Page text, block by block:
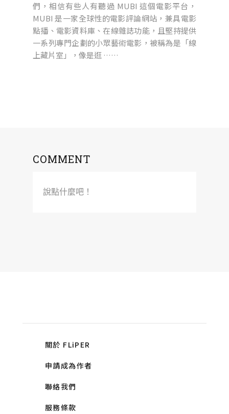
們，相信有些人有聽過 MUBI 這個電影平台，
MUBI 是一家全球性的電影評論網站，兼具電影
點播、電影資料庫、在線雜誌功能，且堅持提供
一系列專門企劃的小眾藝術電影，被稱為是「線
上藏片室」，像是逛 ……
COMMENT
說點什麼吧！
關於 FLiPER
申請成為作者
聯絡我們
服務條款